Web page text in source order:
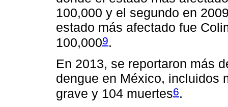
100,000 y el segundo en
estado más afectado fue
100,0009.
En 2013, se reportaron más
dengue en México, incluidos
grave y 104 muertes6.